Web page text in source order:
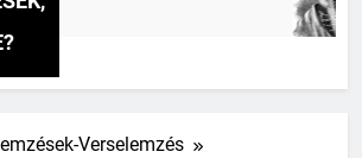
2 Nap
Verselemzés